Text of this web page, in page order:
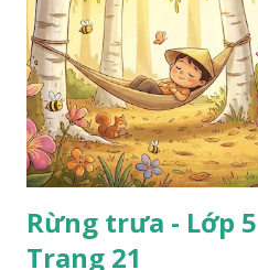
Rừng trưa - Lớp
Trang 21